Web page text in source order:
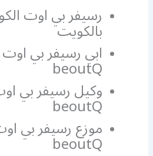
بالكويت
ابي رسيفر بي
beoutQ
وكيل رسيفر بي
beoutQ
موزع رسيفر بي
beoutQ